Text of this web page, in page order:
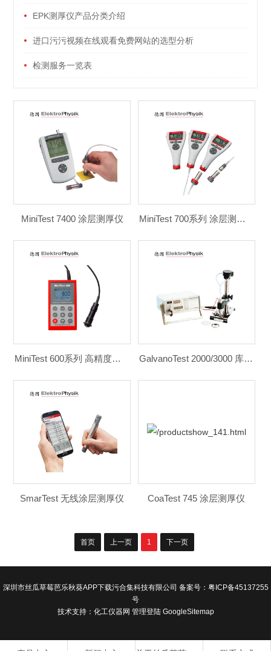
EPK测厚仪产品分类介绍
进口污污视频在线观看免费网站的选型分析
检测服务一览表
MiniTest 7400 涂层测厚仪 MiniTest 700系列 涂层测厚仪
MiniTest 600系列 高精度涂层测厚仪 GalvanoTest 2000/3000 库仑测厚仪
SmarTest 无线涂层测厚仪 CoaTest 745 涂层测厚仪
首页 上一页 1 下一页
深圳市丝瓜草莓芭乐秋葵APP下载污合集科技有限公司 备案号： 粤ICP备45137255
号
技术支持： 化工仪器网 管理登陆 GoogleSitemap